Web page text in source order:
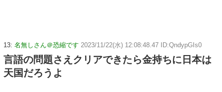
13: 名無しさん＠恐縮です 2023/11/22(水) 12:08:48.47 ID:QndypGIs0
言語の問題さえクリアできたら金持ちに日本は
天国だろうよ